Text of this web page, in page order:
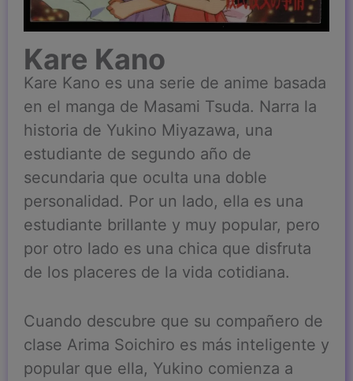
Kare Kano
Kare Kano es una serie de anime basada
en el manga de Masami Tsuda. Narra la
historia de Yukino Miyazawa, una
estudiante de segundo año de
secundaria que oculta una doble
personalidad. Por un lado, ella es una
estudiante brillante y muy popular, pero
por otro lado es una chica que disfruta
de los placeres de la vida cotidiana.
Cuando descubre que su compañero de
clase Arima Soichiro es más inteligente y
popular que ella, Yukino comienza a